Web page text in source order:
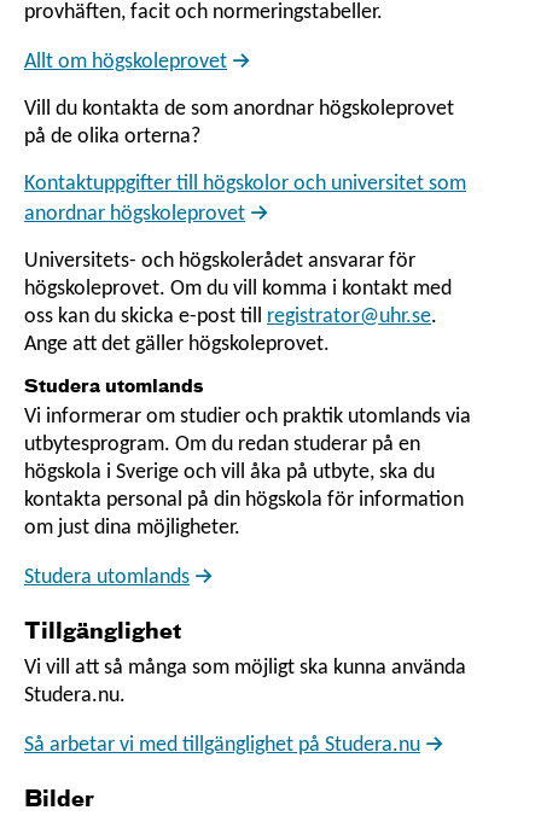
provhäften, facit och normeringstabeller.
Allt om högskoleprovet
Vill du kontakta de som anordnar högskoleprovet
på de olika orterna?
Kontaktuppgifter till högskolor och universitet som
anordnar högskoleprovet
Universitets- och högskolerådet ansvarar för
högskoleprovet. Om du vill komma i kontakt med
oss kan du skicka e-post till registrator@uhr.se.
Ange att det gäller högskoleprovet.
Studera utomlands
Vi informerar om studier och praktik utomlands via
utbytesprogram. Om du redan studerar på en
högskola i Sverige och vill åka på utbyte, ska du
kontakta personal på din högskola för information
om just dina möjligheter.
Studera utomlands
Tillgänglighet
Vi vill att så många som möjligt ska kunna använda
Studera.nu.
Så arbetar vi med tillgänglighet på Studera.nu
Bilder